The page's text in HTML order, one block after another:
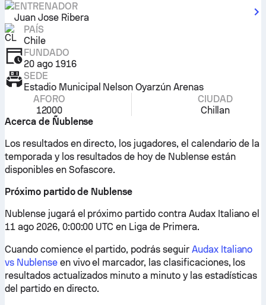
ENTRENADOR
Juan Jose Ribera
PAÍS
Chile
FUNDADO
20 ago 1916
SEDE
Estadio Municipal Nelson Oyarzún Arenas
AFORO
12000
CIUDAD
Chillan
Acerca de Ñublense
Los resultados en directo, los jugadores, el calendario de la
temporada y los resultados de hoy de Nublense están
disponibles en Sofascore.
Próximo partido de Nublense
Nublense jugará el próximo partido contra Audax Italiano el
11 ago 2026, 0:00:00 UTC en Liga de Primera.
Cuando comience el partido, podrás seguir Audax Italiano
vs Nublenseen vivo el marcador, las clasificaciones, los
resultados actualizados minuto a minuto y las estadísticas
del partido en directo.